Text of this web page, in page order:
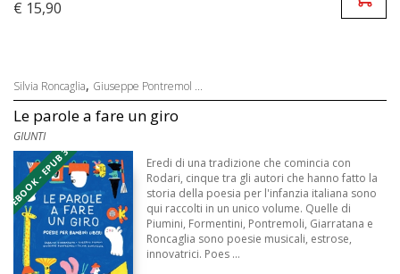
€ 15,90
Silvia Roncaglia, Giuseppe Pontremol ...
Le parole a fare un giro
GIUNTI
EBOOK - EPUB 3
Eredi di una tradizione che comincia con
Rodari, cinque tra gli autori che hanno fatto la
storia della poesia per l'infanzia italiana sono
qui raccolti in un unico volume. Quelle di
Piumini, Formentini, Pontremoli, Giarratana e
Roncaglia sono poesie musicali, estrose,
innovatrici. Poes ...